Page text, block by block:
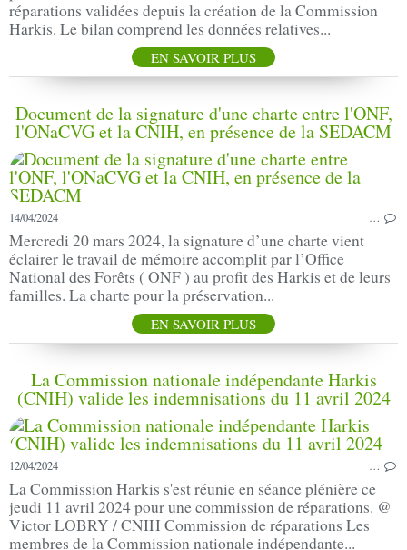
réparations validées depuis la création de la Commission
Harkis. Le bilan comprend les données relatives...
EN SAVOIR PLUS
Document de la signature d'une charte entre l'ONF,
l'ONaCVG et la CNIH, en présence de la SEDACM
14/04/2024 …
Mercredi 20 mars 2024, la signature d’une charte vient
éclairer le travail de mémoire accomplit par l’Office
National des Forêts ( ONF ) au profit des Harkis et de leurs
familles. La charte pour la préservation...
EN SAVOIR PLUS
La Commission nationale indépendante Harkis
(CNIH) valide les indemnisations du 11 avril 2024
12/04/2024 …
La Commission Harkis s'est réunie en séance plénière ce
jeudi 11 avril 2024 pour une commission de réparations. @
Victor LOBRY / CNIH Commission de réparations Les
membres de la Commission nationale indépendante...